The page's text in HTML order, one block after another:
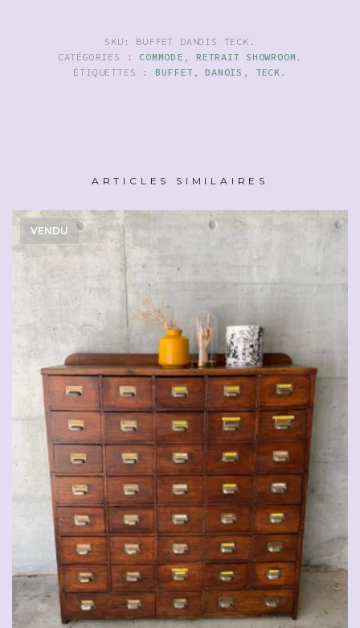
SKU: BUFFET DANOIS TECK .
CATÉGORIES : COMMODE , RETRAIT SHOWROOM .
ÉTIQUETTES : BUFFET ,DANOIS , TECK .
ARTICLES SIMILAIRES
VENDU